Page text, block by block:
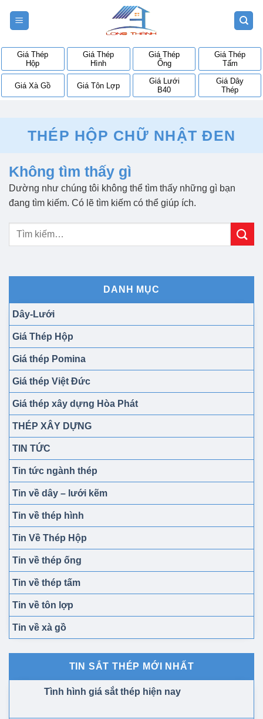
dungGiá Thép
Hộp
Giá Thép
Hình
Giá Thép
Ống
Giá Thép
Tấm
Giá Xà Gồ Giá Tôn Lợp
Giá Lưới
B40
Giá Dây
Thép
THÉP HỘP CHỮ NHẬT ĐEN
Không tìm thấy gì
Dường như chúng tôi không thể tìm thấy những gì bạn
đang tìm kiếm. Có lẽ tìm kiếm có thể giúp ích.
DANH MỤC
Dây-Lưới
Giá Thép Hộp
Giá thép Pomina
Giá thép Việt Đức
Giá thép xây dựng Hòa Phát
THÉP XÂY DỰNG
TIN TỨC
Tin tức ngành thép
Tin về dây – lưới kẽm
Tin về thép hình
Tin Về Thép Hộp
Tin về thép ống
Tin về thép tấm
Tin về tôn lợp
Tin về xà gồ
TIN SẮT THÉP MỚI NHẤT
Tình hình giá sắt thép hiện nay